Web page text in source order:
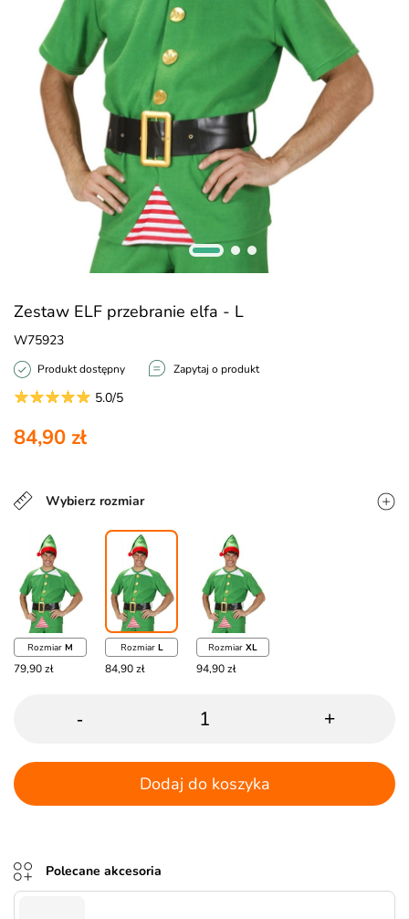
Zestaw ELF przebranie elfa - L
W75923
Produkt dostępny Zapytaj o produkt
5.0/5
84,90 zł
Wybierz rozmiar
Rozmiar M
79,90 zł
Rozmiar L
84,90 zł
Rozmiar XL
94,90 zł
- +
Dodaj do koszyka
Polecane akcesoria